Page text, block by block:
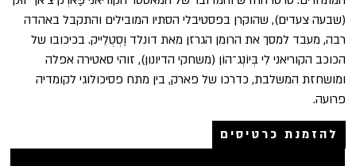
(שבעה צעדים), שהוקרן בפסטיבלי הסתיו המובילים והתקבל באהדה
רבה, מעבד למסך את הרומן הגרזן מאת דונלד וֶסְטְלֵייק. בכיכובו של
הכוכב הקוריאני לִי בְּיוֹנְג־הוֹן (משחקי הדיונון), זוהי סאטירה אפלה
ומושחזת המשלבת, כדרכו של פארק, בין מתח פסיכולוגי לקומדיה
פרועה.
להזמנת כרטיסים